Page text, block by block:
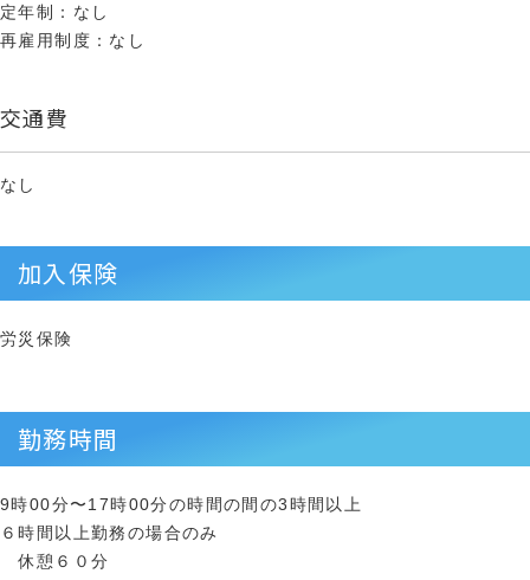
定年制：なし
再雇用制度：なし
交通費
なし
加入保険
労災保険
勤務時間
9時00分〜17時00分の時間の間の3時間以上
６時間以上勤務の場合のみ
休憩６０分